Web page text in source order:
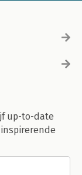
up-to-date